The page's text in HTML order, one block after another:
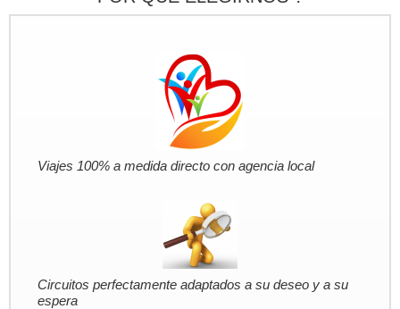
Viajes 100% a medida directo con agencia local
Circuitos perfectamente adaptados a su deseo y a su
espera